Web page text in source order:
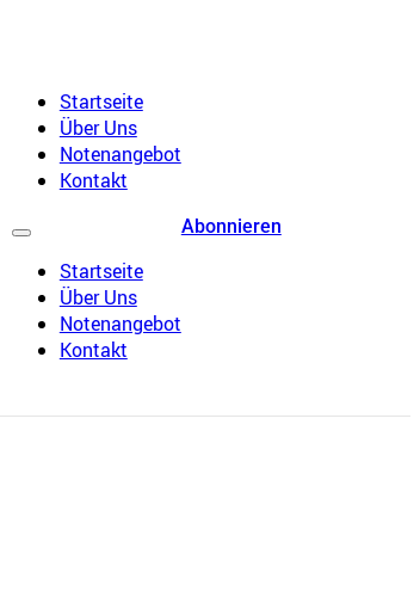
Startseite
Über Uns
Notenangebot
Kontakt
Startseite
Über Uns
Notenangebot
Kontakt
Abonnieren